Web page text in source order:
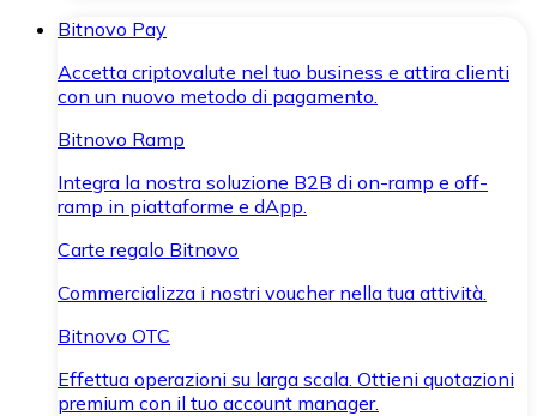
Bitnovo Pay
Accetta criptovalute nel tuo business e attira clienti
con un nuovo metodo di pagamento.
Bitnovo Ramp
Integra la nostra soluzione B2B di on-ramp e off-
ramp in piattaforme e dApp.
Carte regalo Bitnovo
Commercializza i nostri voucher nella tua attività.
Bitnovo OTC
Effettua operazioni su larga scala. Ottieni quotazioni
premium con il tuo account manager.